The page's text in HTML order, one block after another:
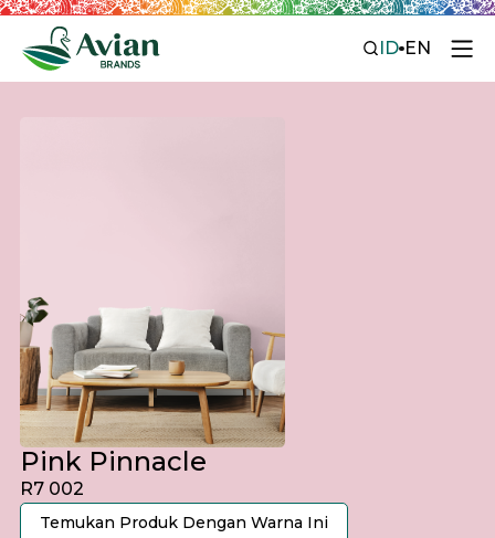
ID EN
Pink Pinnacle
R7 002
Temukan Produk Dengan Warna Ini